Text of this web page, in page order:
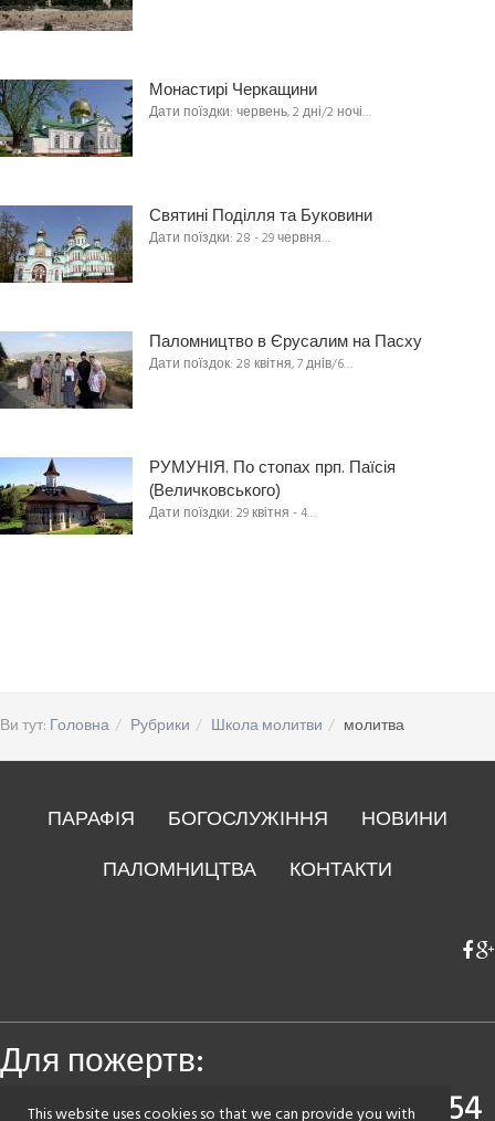
Монастирі Черкащини
Дати поїздки: червень, 2 дні/2 ночі…
Святині Поділля та Буковини
Дати поїздки: 28 - 29 червня…
Паломництво в Єрусалим на Пасху
Дати поїздок: 28 квітня, 7 днів/6…
РУМУНІЯ. По стопах прп. Паїсія
(Величковського)
Дати поїздки: 29 квітня - 4…
Ви тут: Головна Рубрики Школа молитви молитва
ПАРАФІЯ БОГОСЛУЖІННЯ
НОВИНИ
ПАЛОМНИЦТВА
КОНТАКТИ
Для пожертв:
Приватбанк5168 7520 0440 3054
This website uses cookies so that we can provide you with